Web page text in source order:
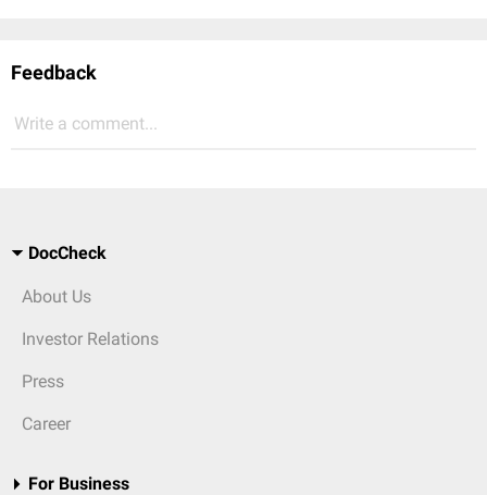
Feedback
Write a comment...
DocCheck
About Us
Investor Relations
Press
Career
For Business